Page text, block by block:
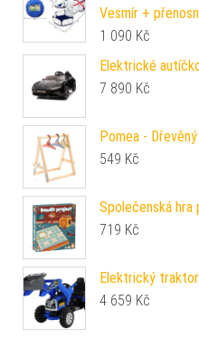
Vesmír +
1 090 Kč
Elektrické
7 890 Kč
Pomea -
549 Kč
Společenská
719 Kč
Elektrický
4 659 Kč